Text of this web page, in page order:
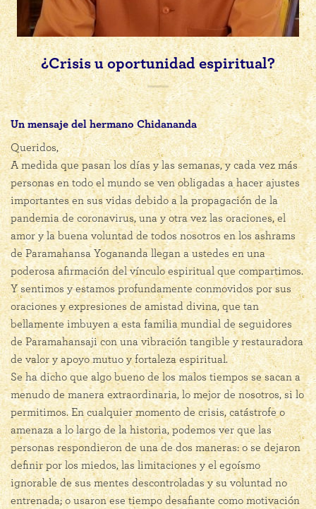
¿Crisis u oportunidad espiritual?
Un mensaje del hermano Chidananda
Queridos,
A medida que pasan los días y las semanas, y cada vez más
personas en todo el mundo se ven obligadas a hacer ajustes
importantes en sus vidas debido a la propagación de la
pandemia de coronavirus, una y otra vez las oraciones, el
amor y la buena voluntad de todos nosotros en los ashrams
de Paramahansa Yogananda llegan a ustedes en una
poderosa afirmación del vínculo espiritual que compartimos.
Y sentimos y estamos profundamente conmovidos por sus
oraciones y expresiones de amistad divina, que tan
bellamente imbuyen a esta familia mundial de seguidores
de Paramahansaji con una vibración tangible y restauradora
de valor y apoyo mutuo y fortaleza espiritual.
Se ha dicho que algo bueno de los malos tiempos se sacan a
menudo de manera extraordinaria, lo mejor de nosotros, si lo
permitimos. En cualquier momento de crisis, catástrofe o
amenaza a lo largo de la historia, podemos ver que las
personas respondieron de una de dos maneras: o se dejaron
definir por los miedos, las limitaciones y el egoísmo
ignorable de sus mentes descontroladas y su voluntad no
entrenada; o usaron ese tiempo desafiante como motivación